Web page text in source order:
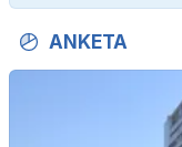
ANKETA